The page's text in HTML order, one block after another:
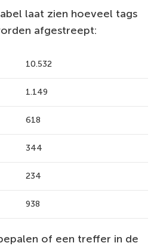
laat zien hoeveel tags
afgestreept:
10.532
1.149
618
344
234
938
of een treffer in de